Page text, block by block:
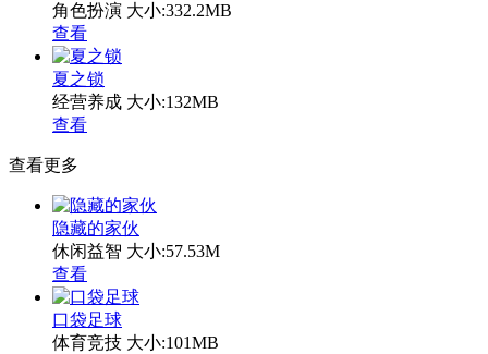
角色扮演 大小:332.2MB
查看
夏之锁
经营养成 大小:132MB
查看
查看更多
隐藏的家伙
休闲益智 大小:57.53M
查看
口袋足球
体育竞技 大小:101MB